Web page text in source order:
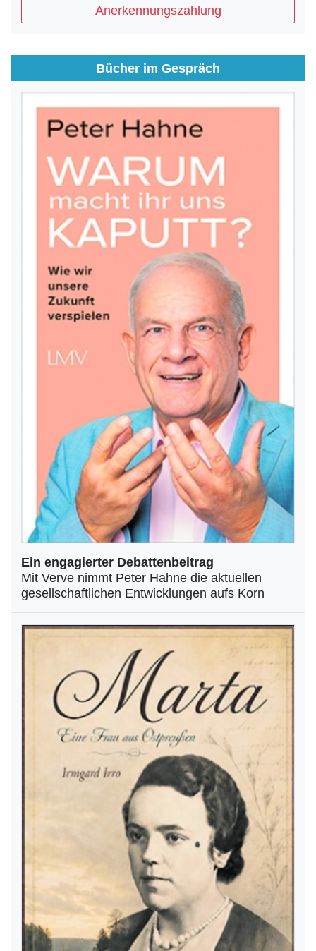
Anerkennungszahlung
Bücher im Gespräch
Ein engagierter Debattenbeitrag
Mit Verve nimmt Peter Hahne die aktuellen
gesellschaftlichen Entwicklungen aufs Korn